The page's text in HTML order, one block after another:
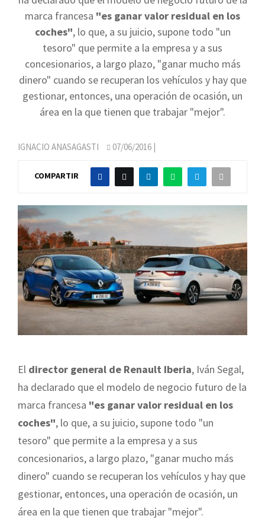
marca francesa "es ganar valor residual en los
coches", lo que, a su juicio, supone todo "un
tesoro" que permite a la empresa y a sus
concesionarios, a largo plazo, "ganar mucho más
dinero" cuando se recuperan los vehículos y hay que
gestionar, entonces, una operación de ocasión, un
área en la que tienen que trabajar "mejor".
IGNACIO ANASAGASTI 07/06/2016 |
COMPARTIR
El director general de Renault Iberia, Iván Segal,
ha declarado que el modelo de negocio futuro de la
marca francesa "es ganar valor residual en los
coches", lo que, a su juicio, supone todo "un
tesoro" que permite a la empresa y a sus
concesionarios, a largo plazo, "ganar mucho más
dinero" cuando se recuperan los vehículos y hay que
gestionar, entonces, una operación de ocasión, un
área en la que tienen que trabajar "mejor".